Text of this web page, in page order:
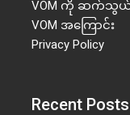
VOM ကို ဆက်သွယ်
VOM အကြောင်း
Privacy Policy
Recent Posts